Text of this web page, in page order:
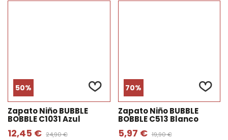
50%
Zapato Niño BUBBLE
BOBBLE C1031 Azul
12,45 € 24,90 €
70%
Zapato Niño BUBBLE
BOBBLE C513 Blanco
5,97 € 19,90 €